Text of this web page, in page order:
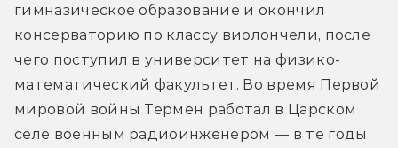
гимназическое образование и окончил
консерваторию по классу виолончели, после
чего поступил в университет на физико-
математический факультет. Во время Первой
мировой войны Термен работал в Царском
селе военным радиоинженером — в те годы